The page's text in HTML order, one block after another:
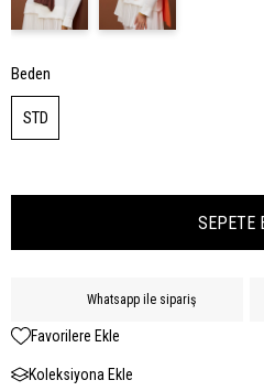
Beden
STD
Whatsapp ile sipariş
Favorilere Ekle
Koleksiyona Ekle